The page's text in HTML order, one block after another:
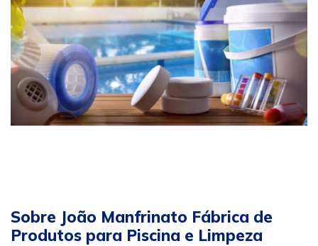
Sobre João Manfrinato Fábrica de
Produtos para Piscina e Limpeza